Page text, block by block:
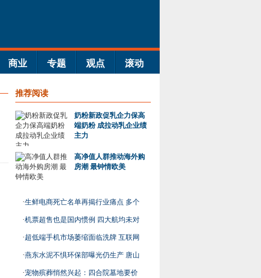
商业 专题 观点 滚动
推荐阅读
奶粉新政促乳企力保高
端奶粉 成拉动乳企业绩
主力
高净值人群推动海外购
房潮 最钟情欧美
·生鲜电商死亡名单再揭行业痛点 多个
明星资本已躺枪
·机票超售也是国内惯例 四大航均未对
赔偿额作详细说
·超低端手机市场萎缩面临洗牌 互联网
手机厂商处尴尬
·燕东水泥不惧环保部曝光仍生产 唐山
区政府被质疑不
·宠物殡葬悄然兴起：四合院墓地要价